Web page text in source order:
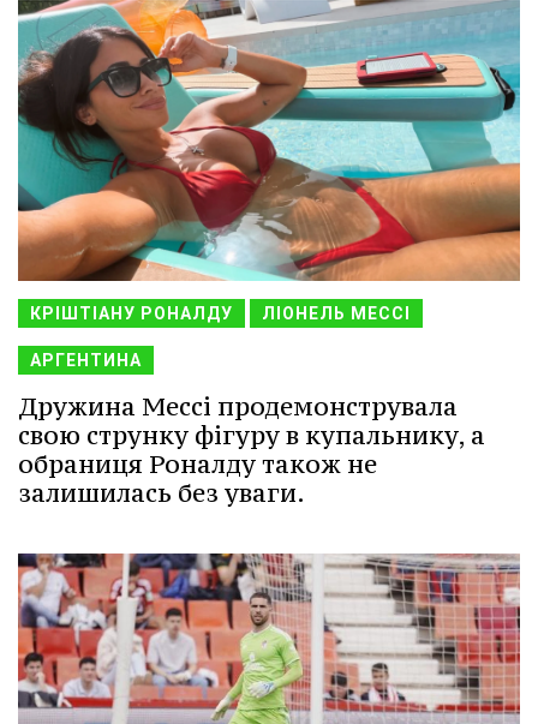
КРІШТІАНУ РОНАЛДУ ЛІОНЕЛЬ МЕССІ
АРГЕНТИНА
Дружина Мессі продемонструвала
свою струнку фігуру в купальнику, а
обраниця Роналду також не
залишилась без уваги.